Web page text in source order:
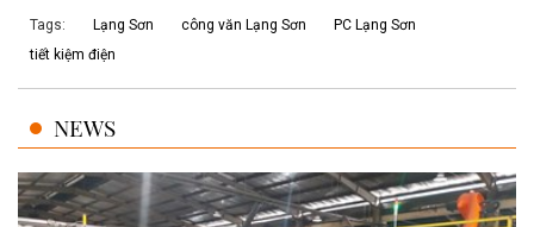
Tags: Lạng Sơn công văn Lạng Sơn
PC Lạng Sơn
tiết kiệm điện
NEWS